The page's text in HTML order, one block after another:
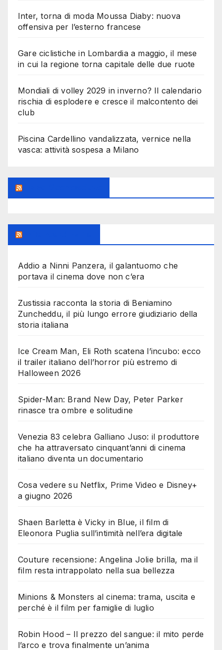
Inter, torna di moda Moussa Diaby: nuova
offensiva per l’esterno francese
Gare ciclistiche in Lombardia a maggio, il mese
in cui la regione torna capitale delle due ruote
Mondiali di volley 2029 in inverno? Il calendario
rischia di esplodere e cresce il malcontento dei
club
Piscina Cardellino vandalizzata, vernice nella
vasca: attività sospesa a Milano
Addio a Ninni Panzera, il galantuomo che
portava il cinema dove non c’era
Zustissia racconta la storia di Beniamino
Zuncheddu, il più lungo errore giudiziario della
storia italiana
Ice Cream Man, Eli Roth scatena l’incubo: ecco
il trailer italiano dell’horror più estremo di
Halloween 2026
Spider-Man: Brand New Day, Peter Parker
rinasce tra ombre e solitudine
Venezia 83 celebra Galliano Juso: il produttore
che ha attraversato cinquant’anni di cinema
italiano diventa un documentario
Cosa vedere su Netflix, Prime Video e Disney+
a giugno 2026
Shaen Barletta è Vicky in Blue, il film di
Eleonora Puglia sull’intimità nell’era digitale
Couture recensione: Angelina Jolie brilla, ma il
film resta intrappolato nella sua bellezza
Minions & Monsters al cinema: trama, uscita e
perché è il film per famiglie di luglio
Robin Hood – Il prezzo del sangue: il mito perde
l’arco e trova finalmente un’anima